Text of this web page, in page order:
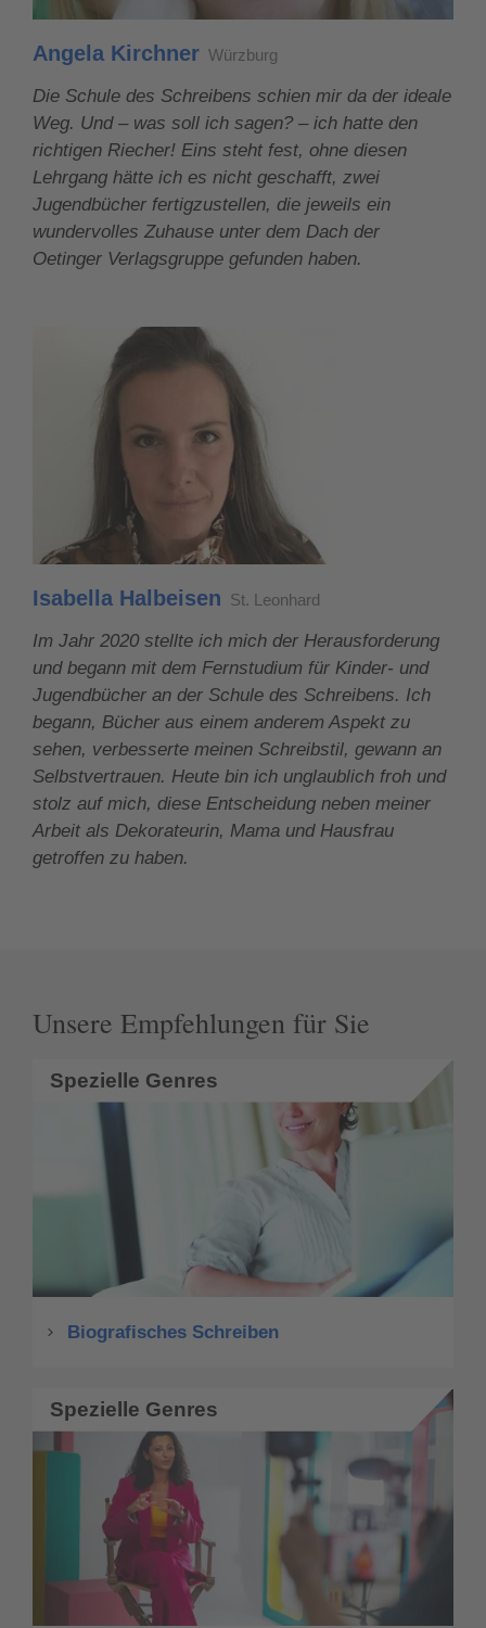
Angela Kirchner Würzburg
Die Schule des Schreibens schien mir da der ideale
Weg. Und – was soll ich sagen? – ich hatte den
richtigen Riecher! Eins steht fest, ohne diesen
Lehrgang hätte ich es nicht geschafft, zwei
Jugendbücher fertigzustellen, die jeweils ein
wundervolles Zuhause unter dem Dach der
Oetinger Verlagsgruppe gefunden haben.
Isabella Halbeisen St. Leonhard
Im Jahr 2020 stellte ich mich der Herausforderung
und begann mit dem Fernstudium für Kinder- und
Jugendbücher an der Schule des Schreibens. Ich
begann, Bücher aus einem anderem Aspekt zu
sehen, verbesserte meinen Schreibstil, gewann an
Selbstvertrauen. Heute bin ich unglaublich froh und
stolz auf mich, diese Entscheidung neben meiner
Arbeit als Dekorateurin, Mama und Hausfrau
getroffen zu haben.
Unsere Empfehlungen für Sie
Spezielle Genres
Biografisches Schreiben
Spezielle Genres